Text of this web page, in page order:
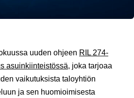
uuden ohjeen RIL 274-
asuinkiinteistössä, joka tarjoaa
vaikutuksista taloyhtiön
ja sen huomioimisesta